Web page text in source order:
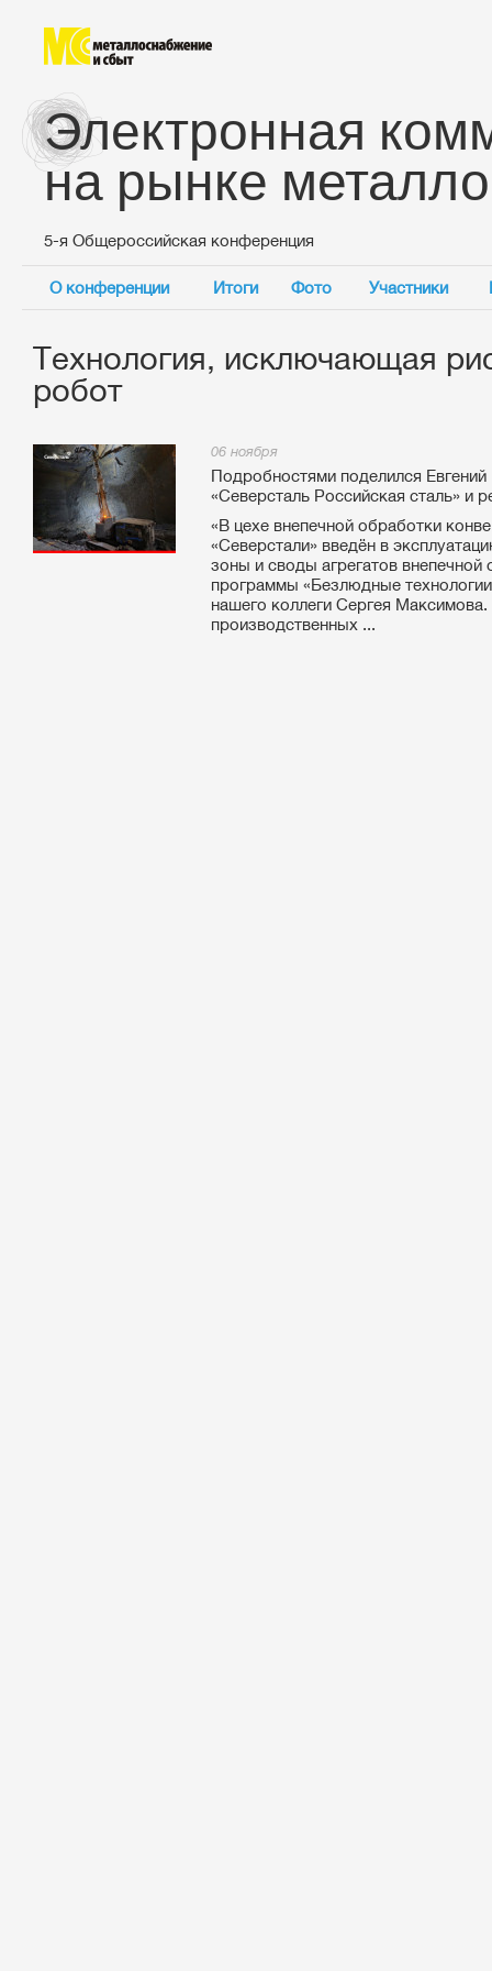
Электронная
на рынке
5-я Общероссийская конференция
О конференции Итоги Фото Участники
Технология, исключающая
робот
06 ноября
Подробностями поделился
«Северсталь Российская сталь» и
«В цехе внепечной обработки
«Северстали» введён в
зоны и своды агрегатов внепечной
программы «Безлюдные
нашего коллеги Сергея
производственных ...